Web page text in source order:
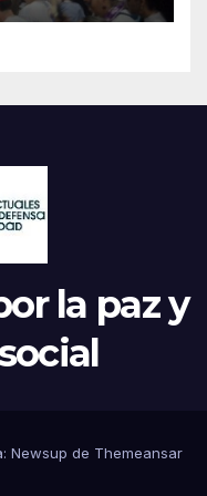
la paz y
Newsup de Themeansar